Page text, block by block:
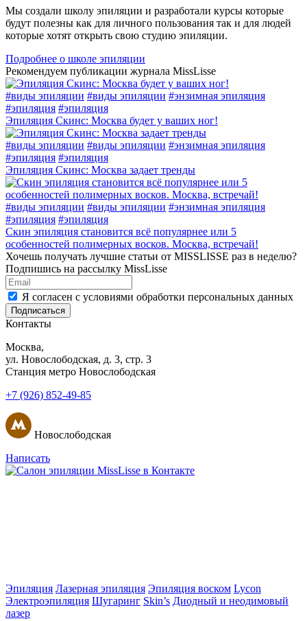
Мы создали школу эпиляции и разработали курсы которые
будут полезны как для личного пользования так и для людей
которые хотят открыть свою студию эпиляции.
Подробнее о школе эпиляции
Рекомендуем публикации журнала MissLisse
#виды эпиляции #виды эпиляции #энзимная эпиляция
#эпиляция #эпиляция
Эпиляция Скинс: Москва будет у ваших ног!
#виды эпиляции #виды эпиляции #энзимная эпиляция
#эпиляция #эпиляция
Эпиляция Скинс: Москва задает тренды
#виды эпиляции #виды эпиляции #энзимная эпиляция
#эпиляция #эпиляция
Скин эпиляция становится всё популярнее или 5
особенностей полимерных восков. Москва, встречай!
Хочешь получать лучшие статьи от MISSLISSE раз в неделю?
Подпишись на рассылку MissLisse
Я согласен с условиями обработки персональных данных
Подписаться
Контакты
Москва,
ул. Новослободская, д. 3, стр. 3
Станция метро Новослободская
+7 (926) 852-49-85
Новослободская
Написать
Эпиляция Лазерная эпиляция Эпиляция воском Lycon
Электроэпиляция Шугаринг Skin’s Диодный и неодимовый
лазер